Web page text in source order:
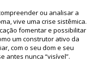
ou analisar a
vive uma crise sistêmica.
fomentar e possibilitar
um construtor ativo da
com o seu dom e seu
antes nunca “visível”.